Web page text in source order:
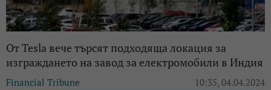
От Tesla вече търсят подходяща локация за
изграждането на завод за електромобили в Индия
Financial Tribune 10:35, 04.04.2024